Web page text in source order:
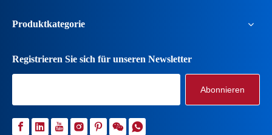
Produktkategorie
Registrieren Sie sich für unseren Newsletter
Abonnieren